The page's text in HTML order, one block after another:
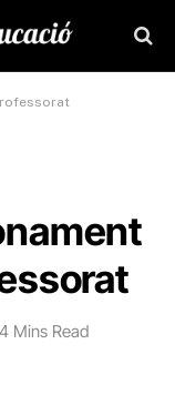
4 Mins Read